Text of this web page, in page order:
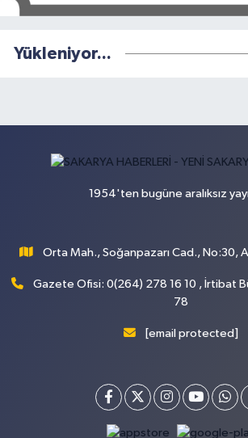
Yükleniyor...
1954'ten bugüne aralıksız
Orta Mah., Soğanpazarı Cad., No:30,
Gazete Ofisi: 0(264) 278 16 10 , İrtibat
78
[email protected]